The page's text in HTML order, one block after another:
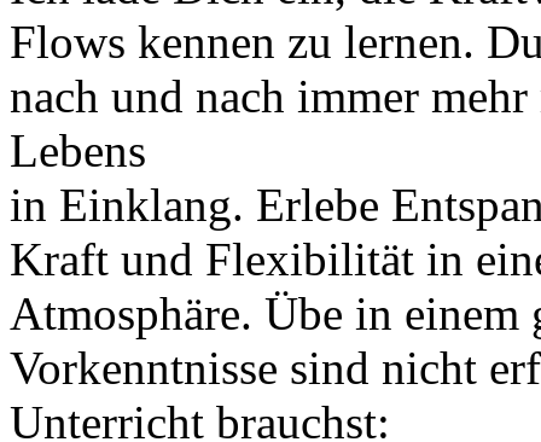
Flows kennen zu lernen.
nach und nach immer
Lebens
in Einklang. Erlebe
Kraft und Flexibilität in
Atmosphäre. Übe in einem
Vorkenntnisse sind nicht
Unterricht brauchst: